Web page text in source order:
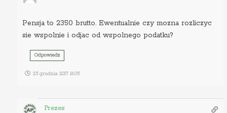
Pensja to 2350 brutto. Ewentualnie czy mozna rozliczyc
sie wspolnie i odjac od wspolnego podatku?
Odpowiedz
25 grudnia 2017 16:05
Prezes